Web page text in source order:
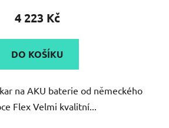
4 223 Kč
DO KOŠÍKU
na AKU baterie od německého
Flex Velmi kvalitní...